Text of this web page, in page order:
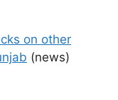
on other
(news)